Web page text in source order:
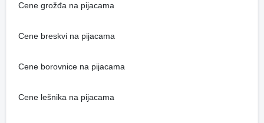
Cene grožđa na pijacama
Cene breskvi na pijacama
Cene borovnice na pijacama
Cene lešnika na pijacama